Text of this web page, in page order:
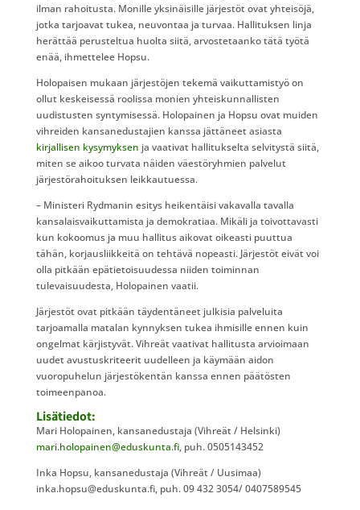
ilman rahoitusta. Monille yksinäisille järjestöt ovat yhteisöjä,
jotka tarjoavat tukea, neuvontaa ja turvaa. Hallituksen linja
herättää perusteltua huolta siitä, arvostetaanko tätä työtä
enää, ihmettelee Hopsu.
Holopaisen mukaan järjestöjen tekemä vaikuttamistyö on
ollut keskeisessä roolissa monien yhteiskunnallisten
uudistusten syntymisessä. Holopainen ja Hopsu ovat muiden
vihreiden kansanedustajien kanssa jättäneet asiasta
kirjallisen kysymyksen ja vaativat hallitukselta selvitystä siitä,
miten se aikoo turvata näiden väestöryhmien palvelut
järjestörahoituksen leikkautuessa.
– Ministeri Rydmanin esitys heikentäisi vakavalla tavalla
kansalaisvaikuttamista ja demokratiaa. Mikäli ja toivottavasti
kun kokoomus ja muu hallitus aikovat oikeasti puuttua
tähän, korjausliikkeitä on tehtävä nopeasti. Järjestöt eivät voi
olla pitkään epätietoisuudessa niiden toiminnan
tulevaisuudesta, Holopainen vaatii.
Järjestöt ovat pitkään täydentäneet julkisia palveluita
tarjoamalla matalan kynnyksen tukea ihmisille ennen kuin
ongelmat kärjistyvät. Vihreät vaativat hallitusta arvioimaan
uudet avustuskriteerit uudelleen ja käymään aidon
vuoropuhelun järjestökentän kanssa ennen päätösten
toimeenpanoa.
Lisätiedot:
Mari Holopainen, kansanedustaja (Vihreät / Helsinki)
mari.holopainen@eduskunta.fi, puh. 0505143452
Inka Hopsu, kansanedustaja (Vihreät / Uusimaa)
inka.hopsu@eduskunta.fi, puh. 09 432 3054/ 0407589545